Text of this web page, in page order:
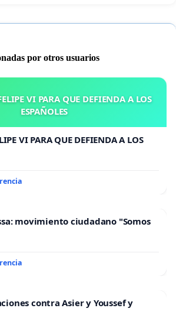
por otros usuarios
VI PARA QUE DEFIENDA A LOS
ESPAÑOLES
VI PARA QUE DEFIENDA A LOS
movimiento ciudadano "Somos
contra Asier y Youssef y